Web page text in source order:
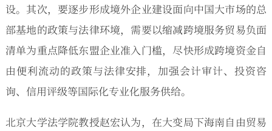
设。其次，要逐步形成境外企业建设面向中国大市场的总
部基地的政策与法律环境，需要以缩减跨境服务贸易负面
清单为重点降低东盟企业准入门槛，尽快形成跨境资金自
由便利流动的政策与法律安排，加强会计审计、投资咨
询、信用评级等国际化专业化服务供给。
北京大学法学院教授赵宏认为，在大变局下海南自由贸易